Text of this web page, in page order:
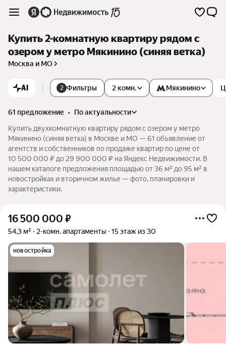
Купить 2-комнатную квартиру рядом с
озером у метро Мякинино (синяя ветка)
Москва и МО
AI 2 Фильтры 2 комн. Мякинино
61 предложение •
по актуальности
Купить двухкомнатную квартиру рядом с озером у метро
Мякинино (синяя ветка) в Москве и МО — 61 объявление от
агентств и собственников по продаже квартир по цене от
10 500 000 ₽ до 29 900 000 ₽ на Яндекс Недвижимости. В
нашем каталоге предложения площадью от 36 м² до 95 м² в
новостройках и вторичном жилье — фото, планировки и
характеристики.
16 500 000 ₽
54,3 м² 2-комн. апартаменты 15 этаж из 30
новостройка